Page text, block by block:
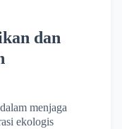
dan
menjaga
ekologis